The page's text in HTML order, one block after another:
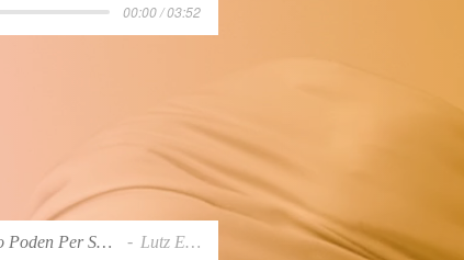
00:00 / 03:52
Como Poden Per Sas Culpas
Lutz EternA